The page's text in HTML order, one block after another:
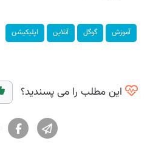
آموزش گوگل آنلاین اپلیكیشن
این مطلب را می پسندید؟